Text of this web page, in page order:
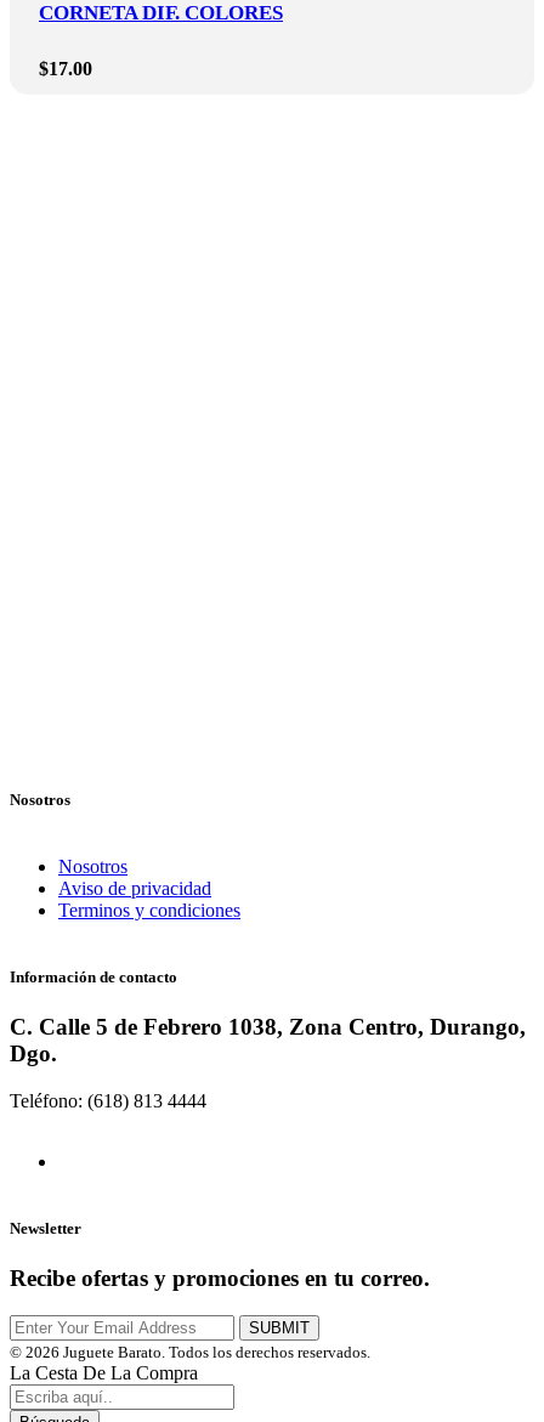
CORNETA DIF. COLORES
$17.00
Nosotros
Nosotros
Aviso de privacidad
Terminos y condiciones
Información de contacto
C. Calle 5 de Febrero 1038, Zona Centro, Durango,
Dgo.
Teléfono: (618) 813 4444
Newsletter
Recibe ofertas y promociones en tu correo.
© 2026 Juguete Barato. Todos los derechos reservados.
La Cesta De La Compra